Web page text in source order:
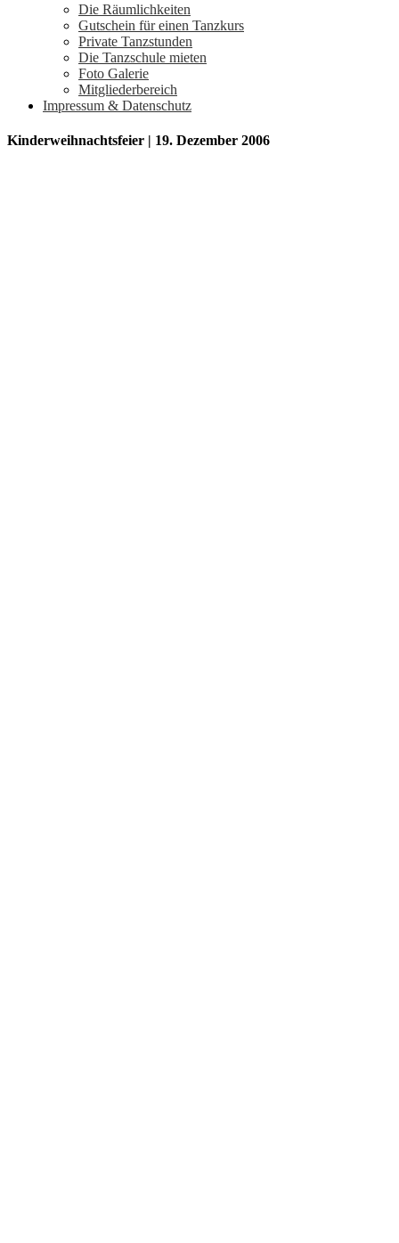
Die Räumlichkeiten
Gutschein für einen Tanzkurs
Private Tanzstunden
Die Tanzschule mieten
Foto Galerie
Mitgliederbereich
Impressum & Datenschutz
Kinderweihnachtsfeier | 19. Dezember 2006